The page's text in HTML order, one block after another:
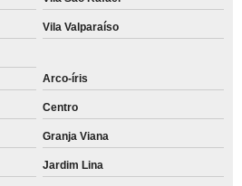
Vila Valparaíso
Arco-íris
Centro
Granja Viana
Jardim Lina